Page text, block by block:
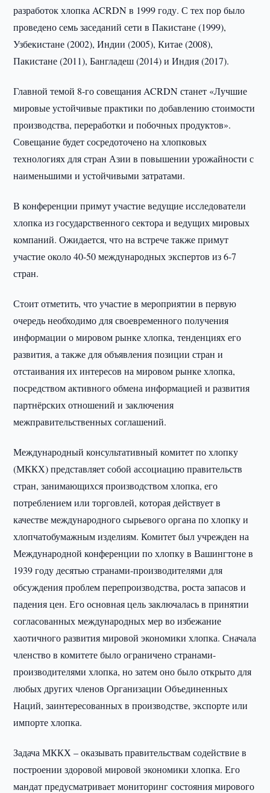
разработок хлопка ACRDN в 1999 году. С тех пор было
проведено семь заседаний сети в Пакистане (1999),
Узбекистане (2002), Индии (2005), Китае (2008),
Пакистане (2011), Бангладеш (2014) и Индия (2017).
Главной темой 8-го совещания ACRDN станет «Лучшие
мировые устойчивые практики по добавлению стоимости
производства, переработки и побочных продуктов».
Совещание будет сосредоточено на хлопковых
технологиях для стран Азии в повышении урожайности с
наименьшими и устойчивыми затратами.
В конференции примут участие ведущие исследователи
хлопка из государственного сектора и ведущих мировых
компаний. Ожидается, что на встрече также примут
участие около 40-50 международных экспертов из 6-7
стран.
Стоит отметить, что участие в мероприятии в первую
очередь необходимо для своевременного получения
информации о мировом рынке хлопка, тенденциях его
развития, а также для объявления позиции стран и
отстаивания их интересов на мировом рынке хлопка,
посредством активного обмена информацией и развития
партнёрских отношений и заключения
межправительственных соглашений.
Международный консультативный комитет по хлопку
(МККХ) представляет собой ассоциацию правительств
стран, занимающихся производством хлопка, его
потреблением или торговлей, которая действует в
качестве международного сырьевого органа по хлопку и
хлопчатобумажным изделиям. Комитет был учрежден на
Международной конференции по хлопку в Вашингтоне в
1939 году десятью странами-производителями для
обсуждения проблем перепроизводства, роста запасов и
падения цен. Его основная цель заключалась в принятии
согласованных международных мер во избежание
хаотичного развития мировой экономики хлопка. Сначала
членство в комитете было ограничено странами-
производителями хлопка, но затем оно было открыто для
любых других членов Организации Объединенных
Наций, заинтересованных в производстве, экспорте или
импорте хлопка.
Задача МККХ – оказывать правительствам содействие в
построении здоровой мировой экономики хлопка. Его
мандат предусматривает мониторинг состояния мирового